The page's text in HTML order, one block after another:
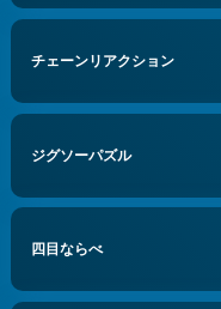
チェーンリアクション
ジグソーパズル
四目ならべ